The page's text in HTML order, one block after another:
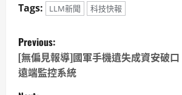
Tags: LLM新聞 科技快報
P
o
s
Previous:
[無偏見報導]國軍手機遺失成資安破
遠端監控系統